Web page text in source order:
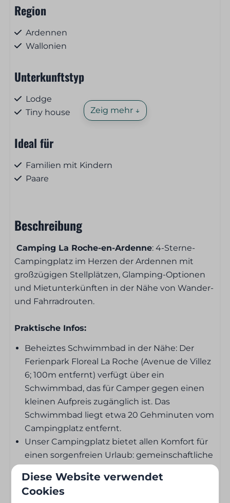
Region
Ardennen
Wallonien
Unterkunftstyp
Lodge
Tiny house
Ideal für
Familien mit Kindern
Paare
Haustiere
Haustierfrei
Barrierefreiheit
Parken neben dem Stellplatz / der Unterkunft
Frühstücks- und Mittagessensservice
Brot und Gebäck vorbestellbar
Lage des Stellplatzes
Nachmittagssonne
In der Nähe des Spielplatzes
Ruhige Lage
Schatten
Am Wasser
Zeig mehr ↓
Beschreibung
Camping La Roche-en-Ardenne: 4-Sterne-
Campingplatz im Herzen der Ardennen mit
großzügigen Stellplätzen, Glamping-Optionen
und Mietunterkünften in der Nähe von Wander-
und Fahrradrouten.
Praktische Infos:
Beheiztes Schwimmbad in der Nähe: Der
Ferienpark Floreal La Roche (Avenue de Villez
6; 100m entfernt) verfügt über ein
Schwimmbad, das für Camper gegen einen
kleinen Aufpreis zugänglich ist. Das
Schwimmbad liegt etwa 20 Gehminuten vom
Campingplatz entfernt.
Unser Campingplatz bietet allen Komfort für
einen sorgenfreien Urlaub: gemeinschaftliche
Waschbecken – Außenbad 100 m entfernt
und Spielplätze – Sportplätze
Diese Website verwendet
Cookies